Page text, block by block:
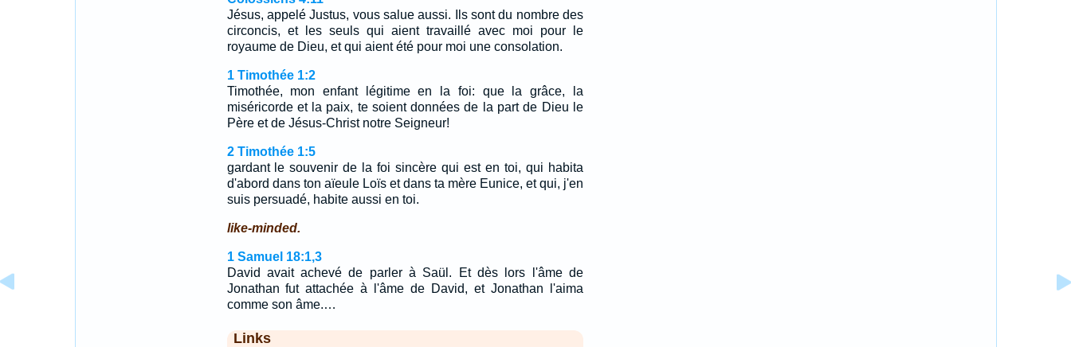
Jésus, appelé Justus, vous salue aussi. Ils sont du nombre des
circoncis, et les seuls qui aient travaillé avec moi pour le
royaume de Dieu, et qui aient été pour moi une consolation.
1 Timothée 1:2
Timothée, mon enfant légitime en la foi: que la grâce, la
miséricorde et la paix, te soient données de la part de Dieu le
Père et de Jésus-Christ notre Seigneur!
2 Timothée 1:5
gardant le souvenir de la foi sincère qui est en toi, qui habita
d'abord dans ton aïeule Loïs et dans ta mère Eunice, et qui, j'en
suis persuadé, habite aussi en toi.
like-minded.
1 Samuel 18:1,3
David avait achevé de parler à Saül. Et dès lors l'âme de
Jonathan fut attachée à l'âme de David, et Jonathan l'aima
comme son âme.…
Links